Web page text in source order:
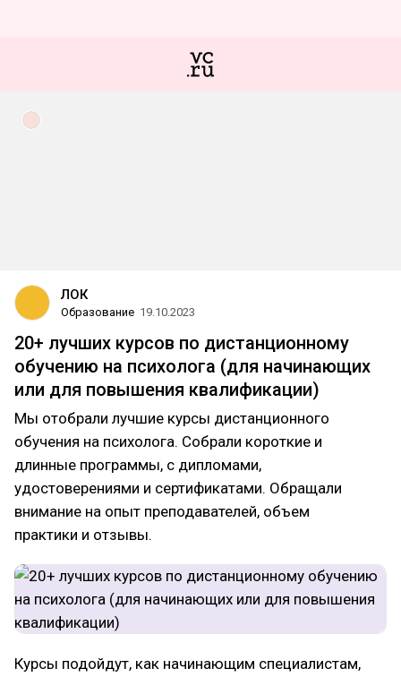
ЛОК
Образование 19.10.2023
20+ лучших курсов по дистанционному
обучению на психолога (для начинающих
или для повышения квалификации)
Мы отобрали лучшие курсы дистанционного
обучения на психолога. Собрали короткие и
длинные программы, с дипломами,
удостоверениями и сертификатами. Обращали
внимание на опыт преподавателей, объем
практики и отзывы.
Курсы подойдут, как начинающим специалистам,